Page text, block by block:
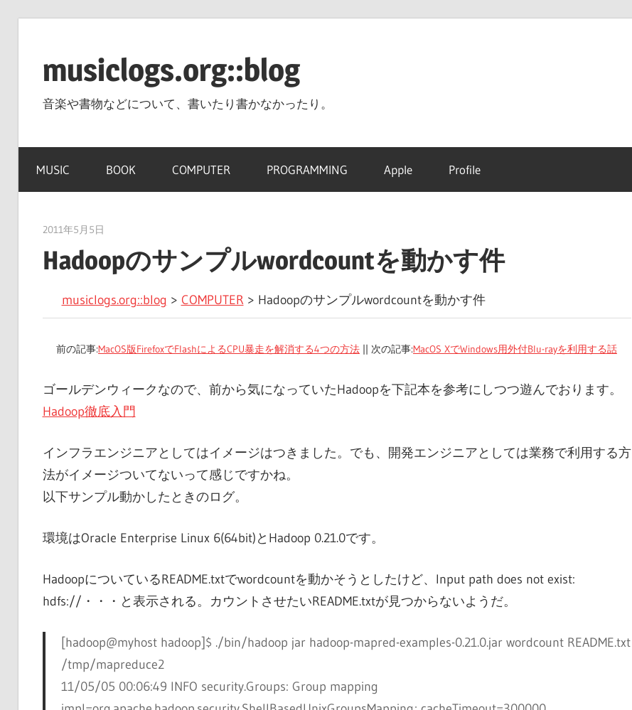
ス
ッ
musiclogs.org::blog
音楽や書物などについて、書いたり書かなかったり。
MUSIC BOOK COMPUTER PROGRAMMING Apple Profile
2011年5月5日
Hadoopのサンプルwordcountを動かす件
musiclogs.org::blog > COMPUTER > Hadoopのサンプルwordcountを動かす件
前の記事:MacOS版FirefoxでFlashによるCPU暴走を解消する4つの方法 || 次の記事:MacOS XでWindows用外付Blu-rayを利用する話
ゴールデンウィークなので、前から気になっていたHadoopを下記本を参考にしつつ遊んでおります。
Hadoop徹底入門
インフラエンジニアとしてはイメージはつきました。でも、開発エンジニアとしては業務で利用する方
法がイメージついてないって感じですかね。
以下サンプル動かしたときのログ。
環境はOracle Enterprise Linux 6(64bit)とHadoop 0.21.0です。
HadoopについているREADME.txtでwordcountを動かそうとしたけど、Input path does not exist:
hdfs://・・・と表示される。カウントさせたいREADME.txtが見つからないようだ。
[hadoop@myhost hadoop]$ ./bin/hadoop jar hadoop-mapred-examples-0.21.0.jar wordcount README.txt
/tmp/mapreduce2
11/05/05 00:06:49 INFO security.Groups: Group mapping